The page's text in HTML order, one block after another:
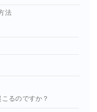
法
るのですか？